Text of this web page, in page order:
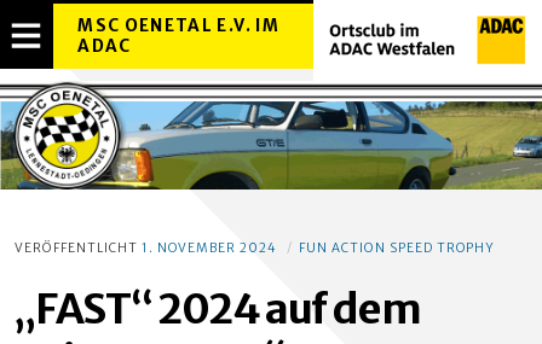
OVERLAY
ÖFFNEN
MSC OENETAL E.V. IM
ADAC
VERÖFFENTLICHT 1. NOVEMBER 2024 FUN ACTION SPEED TROPHY
„FAST“ 2024 auf dem